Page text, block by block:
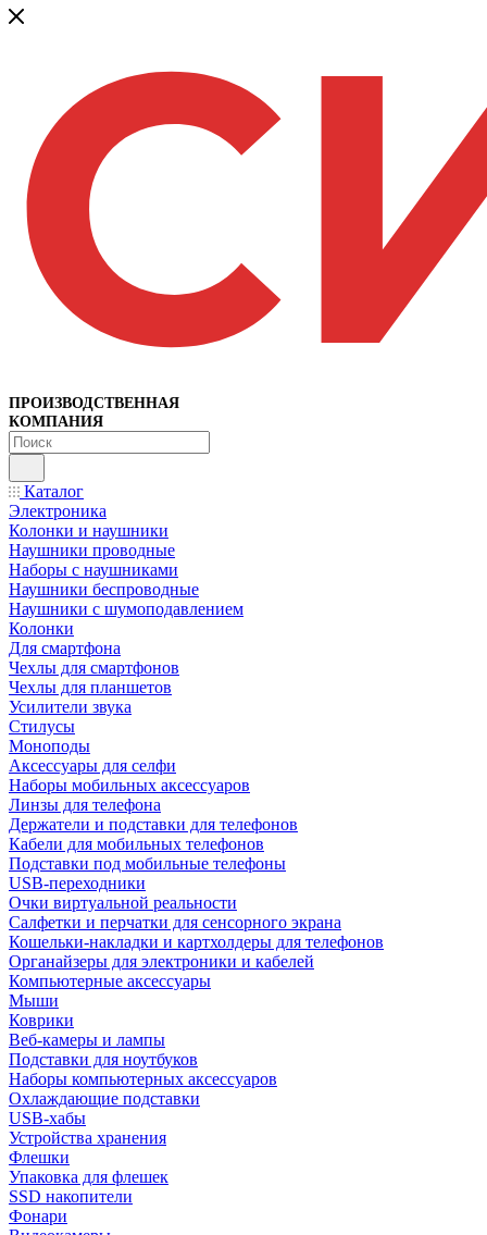
ПРОИЗВОДСТВЕННАЯ
КОМПАНИЯ
Каталог
Электроника
Колонки и наушники
Наушники проводные
Наборы с наушниками
Наушники беспроводные
Наушники с шумоподавлением
Колонки
Для смартфона
Чехлы для смартфонов
Чехлы для планшетов
Усилители звука
Стилусы
Моноподы
Аксессуары для селфи
Наборы мобильных аксессуаров
Линзы для телефона
Держатели и подставки для телефонов
Кабели для мобильных телефонов
Подставки под мобильные телефоны
USB-переходники
Очки виртуальной реальности
Салфетки и перчатки для сенсорного экрана
Кошельки-накладки и картхолдеры для телефонов
Органайзеры для электроники и кабелей
Компьютерные аксессуары
Мыши
Коврики
Веб-камеры и лампы
Подставки для ноутбуков
Наборы компьютерных аксессуаров
Охлаждающие подставки
USB-хабы
Устройства хранения
Флешки
Упаковка для флешек
SSD накопители
Фонари